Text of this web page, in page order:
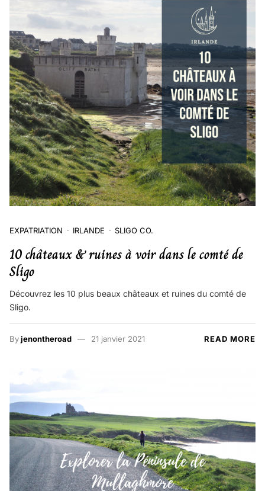
EXPATRIATION IRLANDE SLIGO CO.
10 châteaux & ruines à voir dans le comté de
Sligo
Découvrez les 10 plus beaux châteaux et ruines du comté de
Sligo.
Byjenontheroad 21 janvier 2021 READ MORE